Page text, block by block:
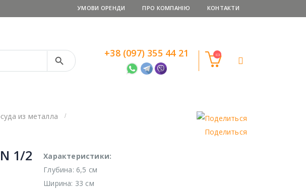
УМОВИ ОРЕНДИ ПРО КОМПАНІЮ КОНТАКТИ
Search Button +38 (097) 355 44 21
из металла
Поделиться
1/2
Характеристики:
Глубина: 6,5 см
Ширина: 33 см